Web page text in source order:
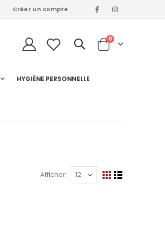
Créer un compte
Cart
0articles
HYGIÈNE PERSONNELLE
Afficher
Afficher
GrilleListe